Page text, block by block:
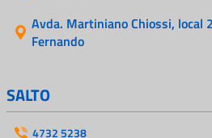
Avda. Martiniano Chiossi, local
Fernando
SALTO
4732 5238